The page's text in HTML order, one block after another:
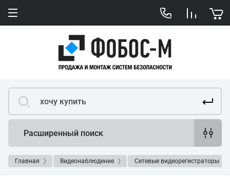
Расширенный поиск
Главная Видеонаблюдение Сетевые видеорегистраторы